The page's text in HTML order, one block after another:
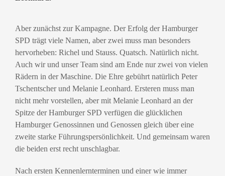
Aber zunächst zur Kampagne. Der Erfolg der Hamburger
SPD trägt viele Namen, aber zwei muss man besonders
hervorheben: Richel und Stauss. Quatsch. Natürlich nicht.
Auch wir und unser Team sind am Ende nur zwei von vielen
Rädern in der Maschine. Die Ehre gebührt natürlich Peter
Tschentscher und Melanie Leonhard. Ersteren muss man
nicht mehr vorstellen, aber mit Melanie Leonhard an der
Spitze der Hamburger SPD verfügen die glücklichen
Hamburger Genossinnen und Genossen gleich über eine
zweite starke Führungspersönlichkeit. Und gemeinsam waren
die beiden erst recht unschlagbar.
Nach ersten Kennenlernterminen und einer wie immer